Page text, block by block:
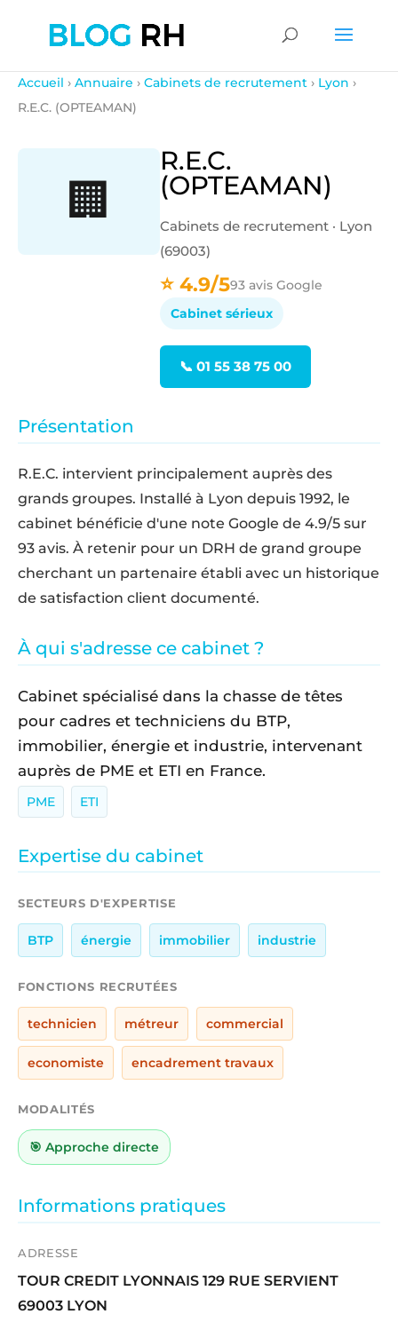
Accueil › Annuaire › Cabinets de recrutement › Lyon ›
R.E.C. (OPTEAMAN)
🏢
R.E.C.
(OPTEAMAN)
Cabinets de recrutement · Lyon
(69003)
⭐ 4.9/593 avis Google
Cabinet sérieux
📞 01 55 38 75 00
Présentation
R.E.C. intervient principalement auprès des
grands groupes. Installé à Lyon depuis 1992, le
cabinet bénéficie d'une note Google de 4.9/5 sur
93 avis. À retenir pour un DRH de grand groupe
cherchant un partenaire établi avec un historique
de satisfaction client documenté.
À qui s'adresse ce cabinet ?
Cabinet spécialisé dans la chasse de têtes
pour cadres et techniciens du BTP,
immobilier, énergie et industrie, intervenant
auprès de PME et ETI en France.
PME ETI
Expertise du cabinet
SECTEURS D'EXPERTISE
BTP énergie immobilier industrie
FONCTIONS RECRUTÉES
technicien métreur commercial
economiste encadrement travaux
MODALITÉS
🎯 Approche directe
Informations pratiques
ADRESSE
TOUR CREDIT LYONNAIS 129 RUE SERVIENT
69003 LYON